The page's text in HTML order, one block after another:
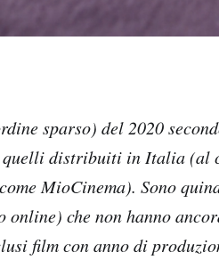
sparso) del 2020
quelli distribuiti in Italia (al
MioCinema). Sono
che non hanno
film con anno di